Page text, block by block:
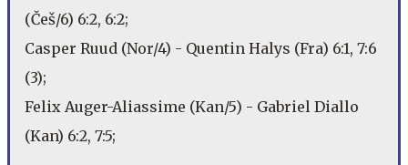
(Češ/6) 6:2, 6:2;
Casper Ruud (Nor/4) - Quentin Halys (Fra) 6:1, 7:6
(3);
Felix Auger-Aliassime (Kan/5) - Gabriel Diallo
(Kan) 6:2, 7:5;